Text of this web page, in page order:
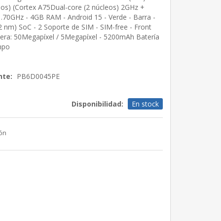
(Cortex A75Dual-core (2 núcleos) 2GHz +
- 4GB RAM - Android 15 - Verde - Barra -
nm) SoC - 2 Soporte de SIM - SIM-free - Front
50Megapíxel / 5Megapíxel - 5200mAh Batería
PB6D0045PE
Disponibilidad: En stock